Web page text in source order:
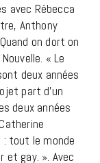
avec Rébecca
Anthony
on dort on
« Le
deux années
part d’un
deux années
: tout le monde
et gay. ». Avec